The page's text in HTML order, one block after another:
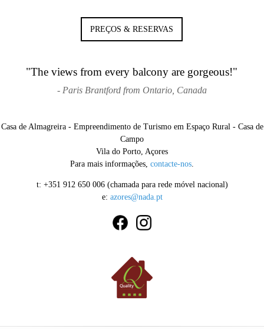
PREÇOS & RESERVAS
"The views from every balcony are gorgeous!"
- Paris Brantford from Ontario, Canada
Casa de Almagreira - Empreendimento de Turismo em Espaço Rural - Casa de
Campo
Vila do Porto, Açores
Para mais informações, contacte-nos.
t: +351 912 650 006 (chamada para rede móvel nacional)
e: azores@nada.pt